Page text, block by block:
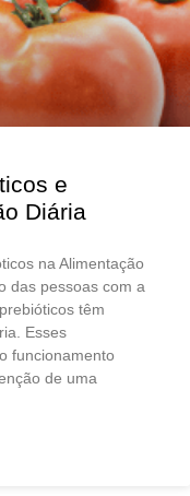
e
Diária
na Alimentação
das pessoas com a
têm
Esses
funcionamento
de uma